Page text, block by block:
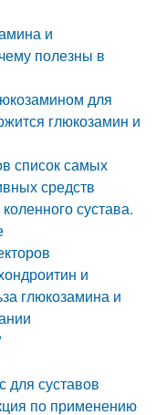
и
полезны в
для
глюкозамин и
список самых
средств
сустава.
и
глюкозамина и
для суставов
по применению